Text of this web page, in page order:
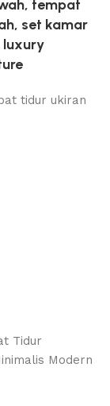
tempat
set kamar
luxury
tidur ukiran
Tidur
Modern